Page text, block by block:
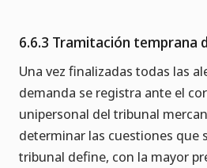
6.6.3 Tramitación temprana
Una vez finalizadas todas las
demanda se registra ante el
unipersonal del tribunal
determinar las cuestiones que
tribunal define, con la mayor